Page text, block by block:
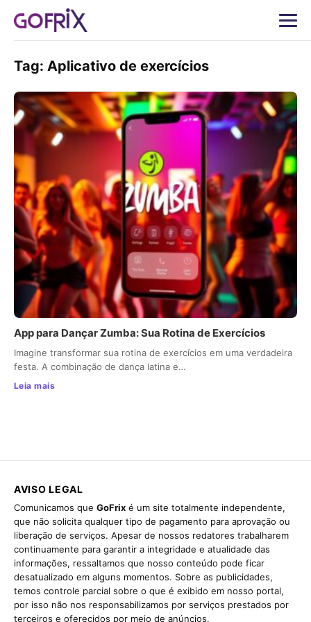
Tag: Aplicativo de exercícios
App para Dançar Zumba: Sua Rotina de Exercícios
Imagine transformar sua rotina de exercícios em uma verdadeira
festa. A combinação de dança latina e…
Leia mais
AVISO LEGAL
Comunicamos que GoFrix é um site totalmente independente,
que não solicita qualquer tipo de pagamento para aprovação ou
liberação de serviços. Apesar de nossos redatores trabalharem
continuamente para garantir a integridade e atualidade das
informações, ressaltamos que nosso conteúdo pode ficar
desatualizado em alguns momentos. Sobre as publicidades,
temos controle parcial sobre o que é exibido em nosso portal,
por isso não nos responsabilizamos por serviços prestados por
terceiros e oferecidos por meio de anúncios.